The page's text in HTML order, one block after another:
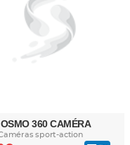
360 CAMÉRA
sport-action